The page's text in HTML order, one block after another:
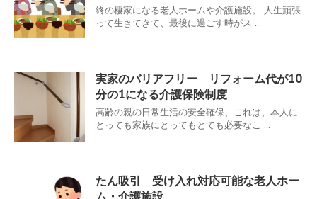
終の棲家になる老人ホームや介護施設。 人生頑張
って生きてきて、最後に過ごす時がス ...
実家のバリアフリー リフォーム代が10
分の1になる介護保険制度
高齢の親の日常生活の安全確保、これは、本人に
とっても家族にとってもとても必要なこ ...
たん吸引 受け入れ対応可能な老人ホー
ム・介護施設